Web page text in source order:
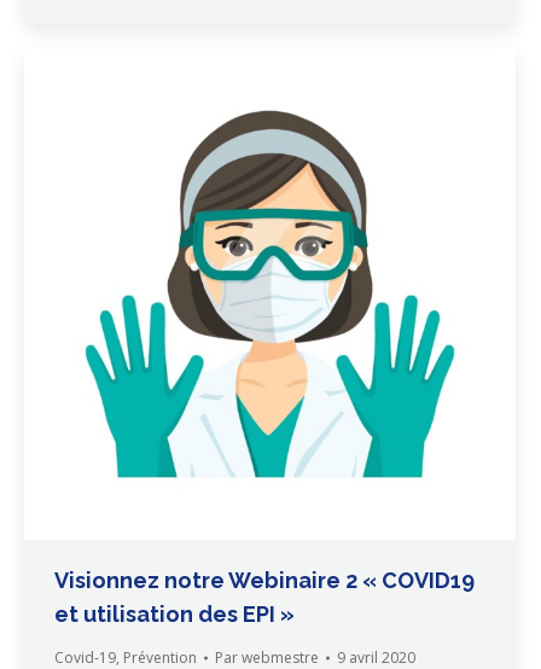
Visionnez notre Webinaire 2 « COVID19
et utilisation des EPI »
Covid-19, Prévention Parwebmestre 9 avril 2020